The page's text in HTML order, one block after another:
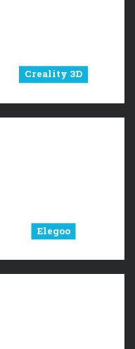
Creality 3D
Elegoo